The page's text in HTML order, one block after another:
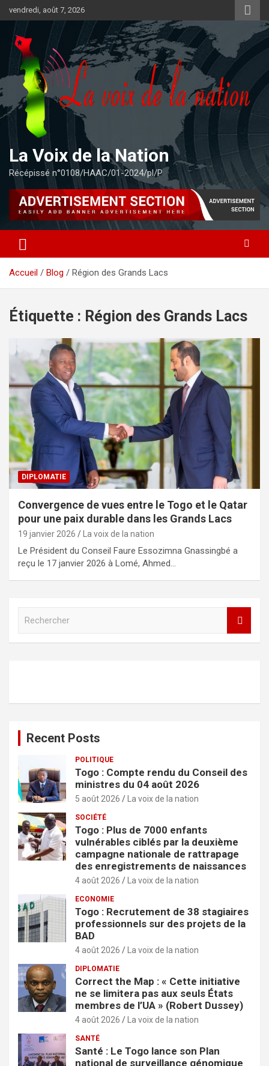
au
contenu
vendredi, août 7, 2026
La Voix de la Nation
Récépissé n°0108/HAAC/01-2024/pl/P
Accueil Blog Région des Grands Lacs
Étiquette : Région des Grands Lacs
DIPLOMATIE
Convergence de vues entre le Togo et le Qatar
pour une paix durable dans les Grands Lacs
19 janvier 2026 La voix de la nation
Le Président du Conseil Faure Essozimna Gnassingbé a
reçu le 17 janvier 2026 à Lomé, Ahmed…
h
Recent Posts
POLITIQUE
Togo : Compte rendu du Conseil des
ministres du 04 août 2026
5 août 2026 La voix de la nation
SOCIÉTÉ
Togo : Plus de 7000 enfants
vulnérables ciblés par la deuxième
campagne nationale de rattrapage
des enregistrements de naissances
4 août 2026 La voix de la nation
ECONOMIE
Togo : Recrutement de 38 stagiaires
professionnels sur des projets de la
BAD
4 août 2026 La voix de la nation
DIPLOMATIE
Correct the Map : « Cette initiative
ne se limitera pas aux seuls États
membres de l’UA » (Robert Dussey)
4 août 2026 La voix de la nation
SANTÉ
Santé : Le Togo lance son Plan
national de surveillance génomique